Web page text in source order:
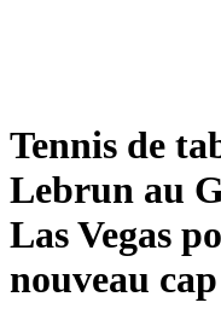
Tennis de
Lebrun au
Las Vegas
nouveau cap